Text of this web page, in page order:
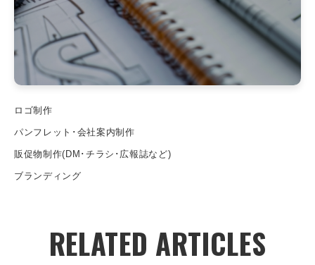
ロゴ制作
パンフレット･会社案内制作
販促物制作(DM･チラシ･広報誌など)
ブランディング
RELATED ARTICLES